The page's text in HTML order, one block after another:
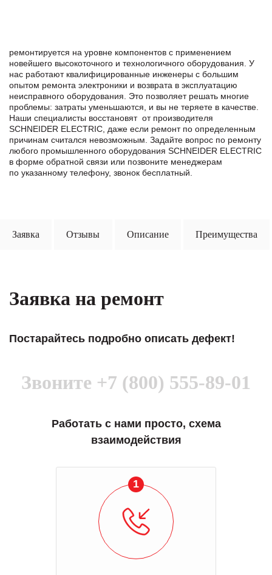
ремонтируется на уровне компонентов с применением
новейшего высокоточного и технологичного оборудования. У
нас работают квалифицированные инженеры с большим
опытом ремонта электроники и возврата в эксплуатацию
неисправного оборудования. Это позволяет решать многие
проблемы: затраты уменьшаются, и вы не теряете в качестве.
Наши специалисты восстановят от производителя
SCHNEIDER ELECTRIC, даже если ремонт по определенным
причинам считался невозможным. Задайте вопрос по ремонту
любого промышленного оборудования SCHNEIDER ELECTRIC
в формe обратной связи или позвоните менеджерам
по указанному телефону, звонок бесплатный.
Заявка Отзывы Описание Преимущества
Заявка на ремонт
Постарайтесь подробно описать дефект!
Звоните +7 (800) 555-89-01
Работать с нами просто, схема
взаимодействия
1